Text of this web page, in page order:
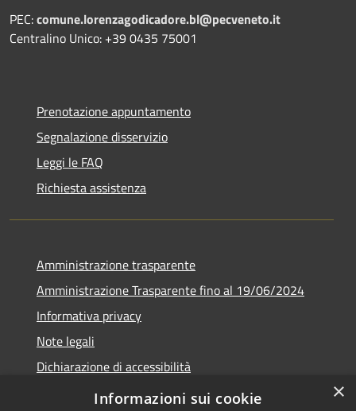
PEC:comune.lorenzagodicadore.bl@pecveneto.it
Centralino Unico: +39 0435 75001
Prenotazione appuntamento
Segnalazione disservizio
Leggi le FAQ
Richiesta assistenza
Amministrazione trasparente
Amministrazione Trasparente fino al 19/06/2024
Informativa privacy
Note legali
Dichiarazione di accessibilità
Meccanismo di feedback
×
Informazioni sui cookie